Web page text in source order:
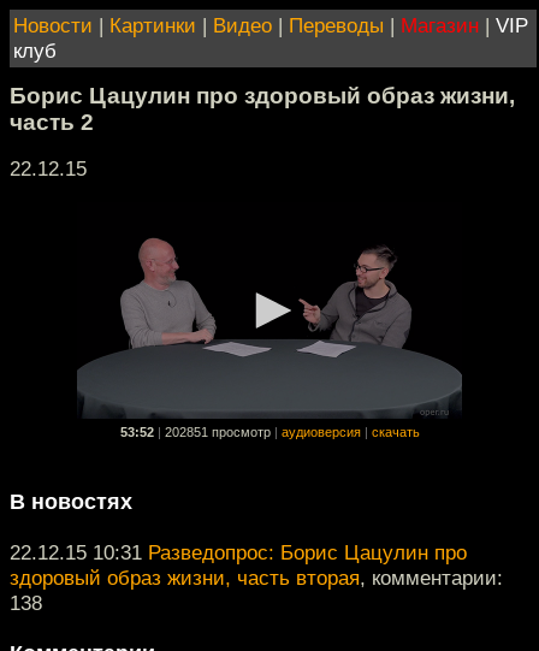
Новости | Картинки | Видео | Переводы | Магазин | VIP
клуб
Борис Цацулин про здоровый образ жизни,
часть 2
22.12.15
53:52 202851 просмотр аудиоверсия скачать
В новостях
22.12.15 10:31 Разведопрос: Борис Цацулин про
здоровый образ жизни, часть вторая, комментарии:
138